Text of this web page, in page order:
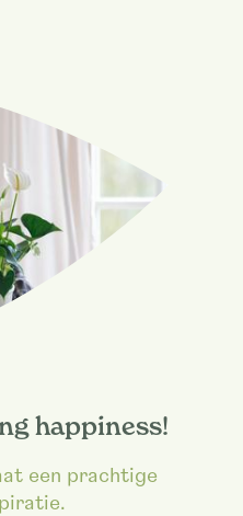
happiness!
een prachtige